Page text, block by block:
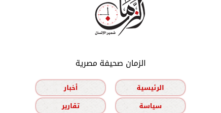
الزمان صحيفة مصرية
الرئيسية
أخبار
سياسة
تقارير